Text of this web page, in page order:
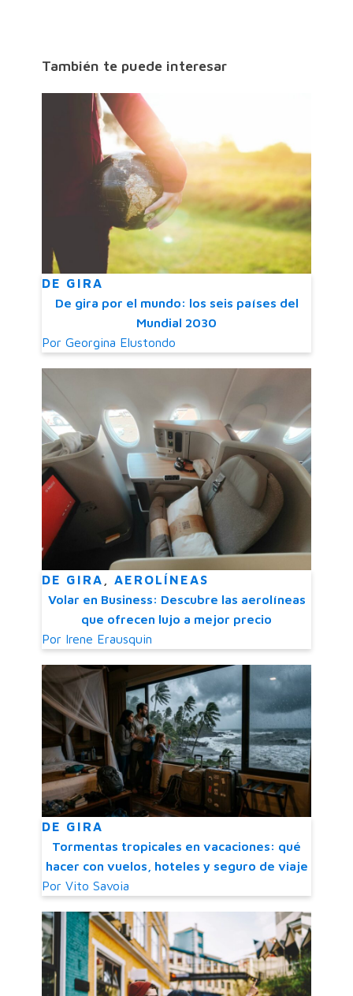
También te puede interesar
DE GIRA
De gira por el mundo: los seis países del
Mundial 2030
Por Georgina Elustondo
DE GIRA
AEROLÍNEAS
Volar en Business: Descubre las aerolíneas
que ofrecen lujo a mejor precio
Por Irene Erausquin
DE GIRA
Tormentas tropicales en vacaciones: qué
hacer con vuelos, hoteles y seguro de viaje
Por Vito Savoia